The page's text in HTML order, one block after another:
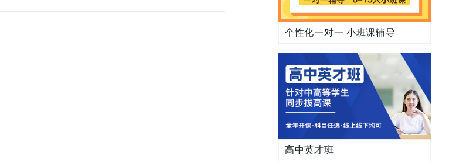
个性化一对一 小班课辅导
高中英才班